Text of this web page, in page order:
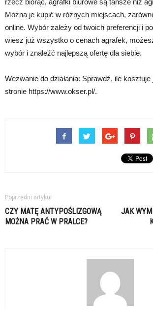
rzecz biorąc, agrafki biurowe są tańsze niż
Można je kupić w różnych miejscach,
online. Wybór zależy od twoich preferencji i
wiesz już wszystko o cenach agrafek,
wybór i znaleźć najlepszą ofertę dla siebie.
Wezwanie do działania: Sprawdź, ile
stronie https://www.okser.pl/.
Poprzedni artykuł
CZY MATĘ ANTYPOŚLIZGOWĄ
MOŻNA PRAĆ W PRALCE?
JAK